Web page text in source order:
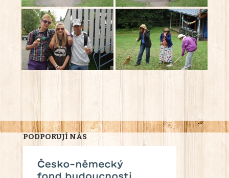
PODPORUJÍ NÁS